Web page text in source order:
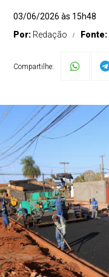
03/06/2026 às 15h48
Por: Redação Fonte:
Compartilhe: